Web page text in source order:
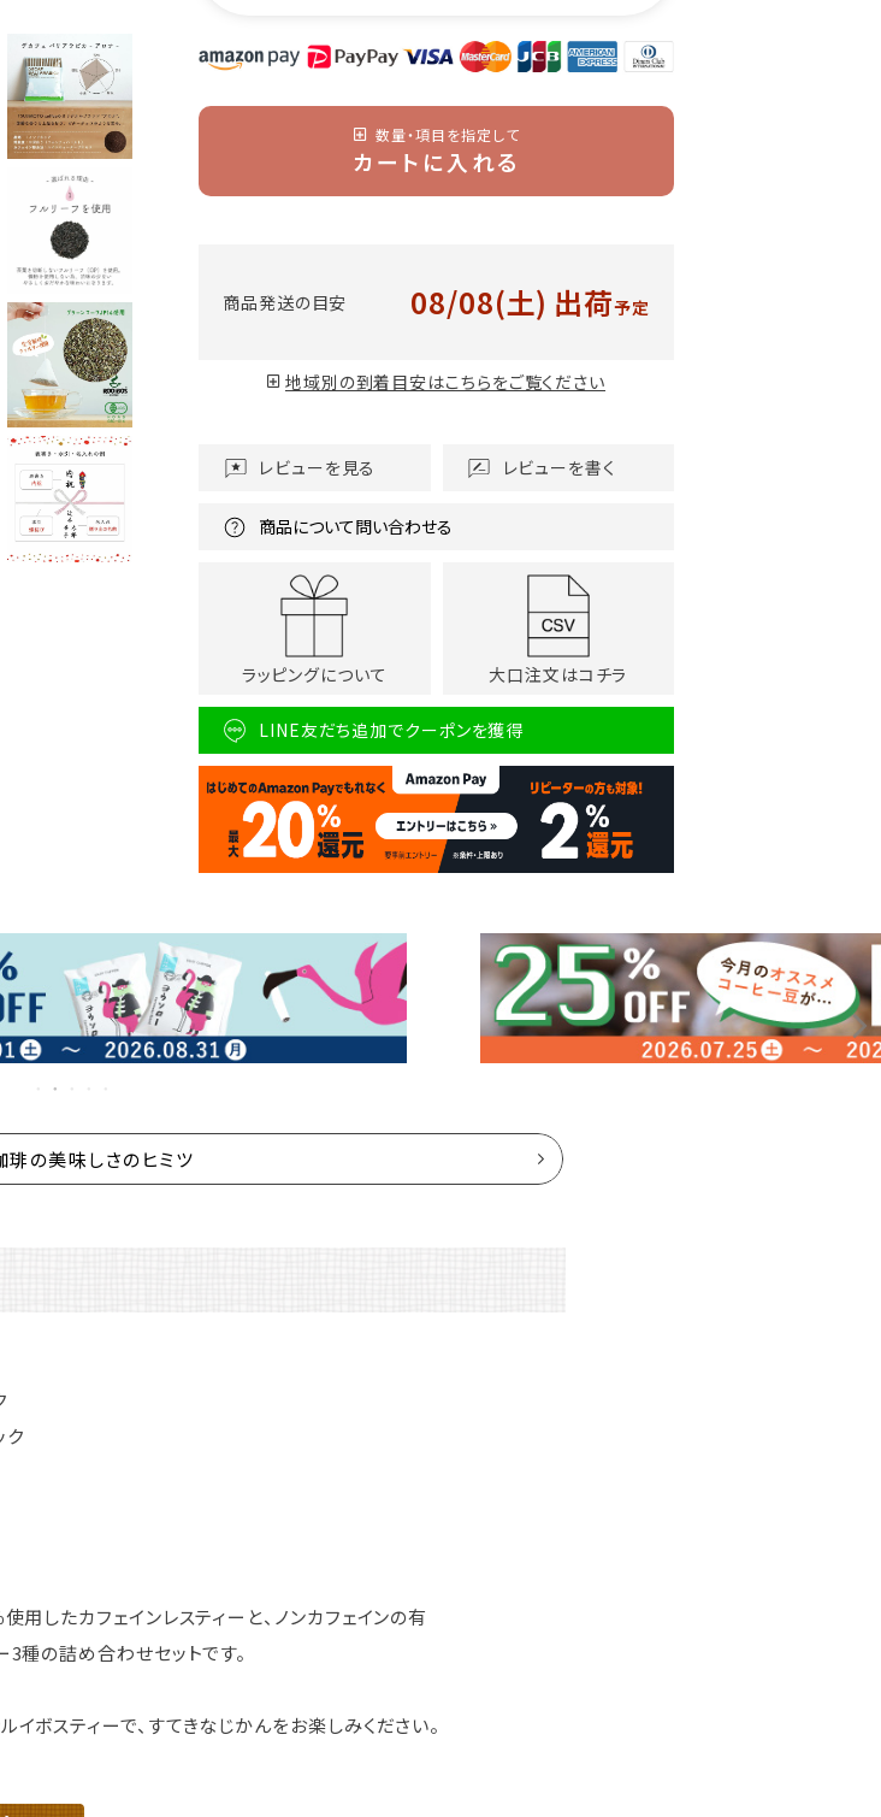
数量・項目を指定して
カートに入れる
商品発送の目安 08/08(土) 出荷予定
地域別の到着目安はこちらをご覧ください
レビューを見る レビューを書く
商品について問い合わせる
ラッピングについて 大口注文はコチラ
LINE友だち追加でクーポンを獲得
琲の美味しさのヒミツ
ク
したカフェインレスティーと、ノンカフェインの有
3種の詰め合わせセットです。
ボスティーで、すてきなじかんをお楽しみください。